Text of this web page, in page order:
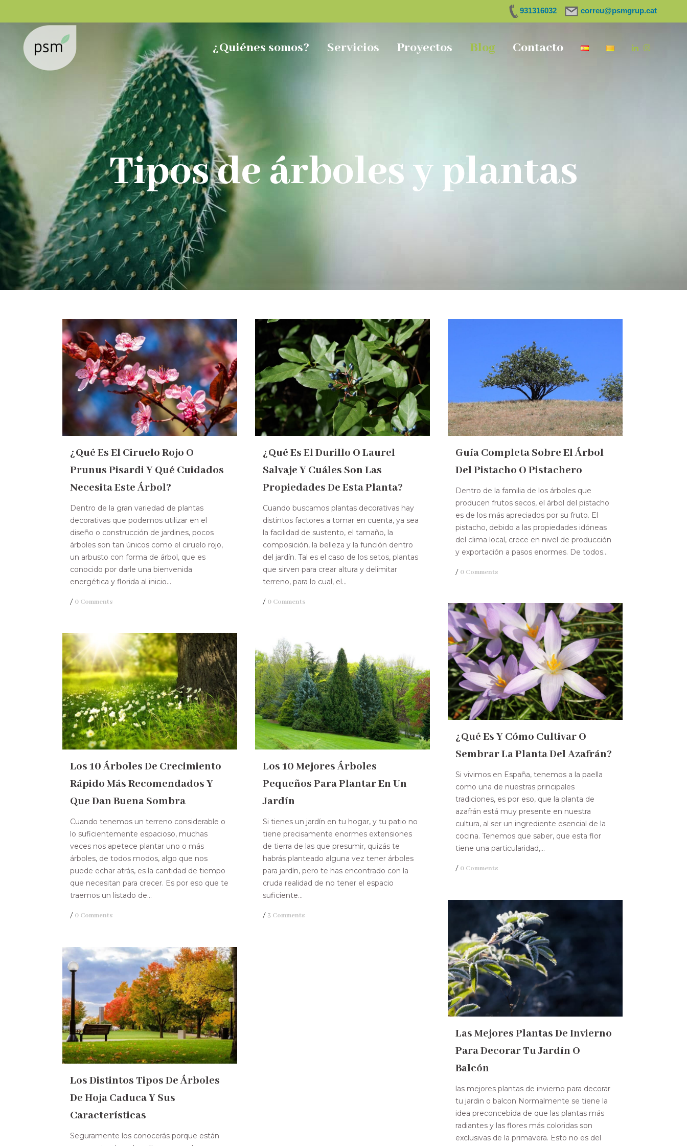
931316032 correu@psmgrup.cat
¿Quiénes somos? Servicios Proyectos Blog Contacto
Tipos de árboles y plantas
¿Qué Es El Ciruelo Rojo O
Prunus Pisardi Y Qué Cuidados
Necesita Este Árbol?
Dentro de la gran variedad de plantas
decorativas que podemos utilizar en el
diseño o construcción de jardines, pocos
árboles son tan únicos como el ciruelo rojo,
un arbusto con forma de árbol, que es
conocido por darle una bienvenida
energética y florida al inicio...
/ 0 Comments
¿Qué Es El Durillo O Laurel
Salvaje Y Cuáles Son Las
Propiedades De Esta Planta?
Cuando buscamos plantas decorativas hay
distintos factores a tomar en cuenta, ya sea
la facilidad de sustento, el tamaño, la
composición, la belleza y la función dentro
del jardín. Tal es el caso de los setos, plantas
que sirven para crear altura y delimitar
terreno, para lo cual, el...
/ 0 Comments
Guía Completa Sobre El Árbol
Del Pistacho O Pistachero
Dentro de la familia de los árboles que
producen frutos secos, el árbol del pistacho
es de los más apreciados por su fruto. El
pistacho, debido a las propiedades idóneas
del clima local, crece en nivel de producción
y exportación a pasos enormes. De todos...
/ 0 Comments
¿Qué Es Y Cómo Cultivar O
Sembrar La Planta Del Azafrán?
Si vivimos en España, tenemos a la paella
como una de nuestras principales
tradiciones, es por eso, que la planta de
azafrán está muy presente en nuestra
cultura, al ser un ingrediente esencial de la
cocina. Tenemos que saber, que esta flor
tiene una particularidad,...
/ 0 Comments
Los 10 Árboles De Crecimiento
Rápido Más Recomendados Y
Que Dan Buena Sombra
Cuando tenemos un terreno considerable o
lo suficientemente espacioso, muchas
veces nos apetece plantar uno o más
árboles, de todos modos, algo que nos
puede echar atrás, es la cantidad de tiempo
que necesitan para crecer. Es por eso que te
traemos un listado de...
/ 0 Comments
Los 10 Mejores Árboles
Pequeños Para Plantar En Un
Jardín
Si tienes un jardín en tu hogar, y tu patio no
tiene precisamente enormes extensiones
de tierra de las que presumir, quizás te
habrás planteado alguna vez tener árboles
para jardín, pero te has encontrado con la
cruda realidad de no tener el espacio
suficiente...
/3 Comments
Las Mejores Plantas De Invierno
Para Decorar Tu Jardín O
Balcón
las mejores plantas de invierno para decorar
tu jardin o balcon Normalmente se tiene la
idea preconcebida de que las plantas más
radiantes y las flores más coloridas son
exclusivas de la primavera. Esto no es del
Los Distintos Tipos De Árboles
De Hoja Caduca Y Sus
Características
Seguramente los conocerás porque están